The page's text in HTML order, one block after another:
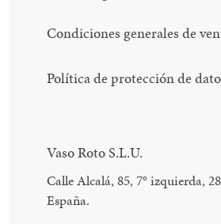
Condiciones generales de
Política de protección de
Vaso Roto S.L.U.
Calle Alcalá, 85, 7° izquierda,
España.